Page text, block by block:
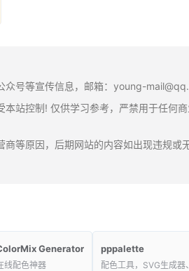
号等宣传信息，邮箱：young-
站控制! 仅供学习参考，严禁用于任何
等原因，后期网站的内容如出现违规或
Generator
线配色神器
pppalette
配色工具，SVG生成器